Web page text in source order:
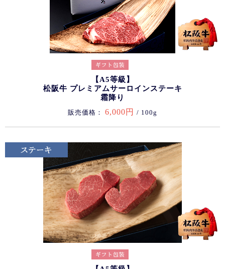
【A5等級】
松阪牛 プレミアムサーロインステーキ
霜降り
販売価格： 6,000円 / 100g